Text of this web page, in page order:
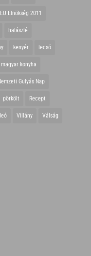
EU Elnökség 2011
halászlé
kenyér lecsó
magyar konyha
Gulyás Nap
pörkölt Recept
Villány Válság